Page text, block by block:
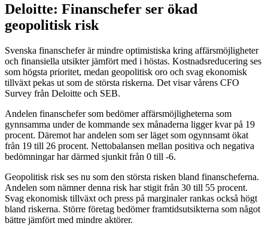
Deloitte: Finanschefer ser ökad
geopolitisk risk
Svenska finanschefer är mindre optimistiska kring affärsmöjligheter
och finansiella utsikter jämfört med i höstas. Kostnadsreducering ses
som högsta prioritet, medan geopolitisk oro och svag ekonomisk
tillväxt pekas ut som de största riskerna. Det visar vårens CFO
Survey från Deloitte och SEB.
Andelen finanschefer som bedömer affärsmöjligheterna som
gynnsamma under de kommande sex månaderna ligger kvar på 19
procent. Däremot har andelen som ser läget som ogynnsamt ökat
från 19 till 26 procent. Nettobalansen mellan positiva och negativa
bedömningar har därmed sjunkit från 0 till -6.
Geopolitisk risk ses nu som den största risken bland finanscheferna.
Andelen som nämner denna risk har stigit från 30 till 55 procent.
Svag ekonomisk tillväxt och press på marginaler rankas också högt
bland riskerna. Större företag bedömer framtidsutsikterna som något
bättre jämfört med mindre aktörer.